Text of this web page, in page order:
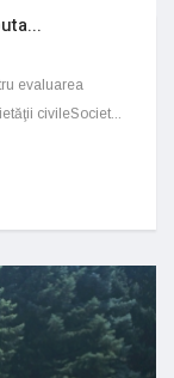
evaluarea
civileSociet...